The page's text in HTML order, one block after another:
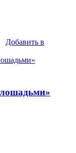
Добавить в